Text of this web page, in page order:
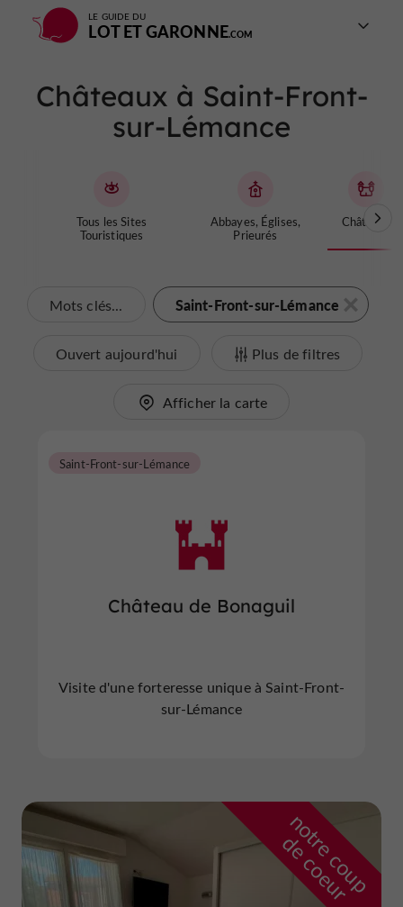
LE GUIDE DU
LOT ET GARONNE
Châteaux à Saint-Front-
sur-Lémance
Tous les Sites
Touristiques
Abbayes, Églises,
Prieurés
Châteaux
Mots clés... Saint-Front-sur-Lémance
Ouvert aujourd'hui Plus de filtres
Afficher la carte
Château de Bonaguil
Saint-Front-sur-Lémance
Visite d'une forteresse unique à Saint-Front-
sur-Lémance
n
o
t
r
e
c
o
u
p
d
e
c
o
e
u
r